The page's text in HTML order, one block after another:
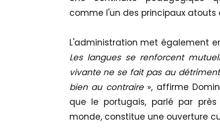
comme l'un des principaux
L'administration met également
Les langues se renforcent
vivante ne se fait pas au
bien au contraire », affirme
que le portugais, parlé par
monde, constitue une ouverture